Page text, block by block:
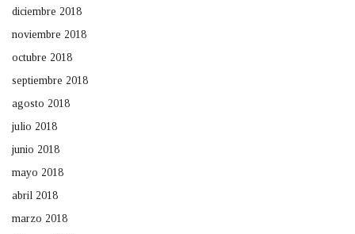
diciembre 2018
noviembre 2018
octubre 2018
septiembre 2018
agosto 2018
julio 2018
junio 2018
mayo 2018
abril 2018
marzo 2018